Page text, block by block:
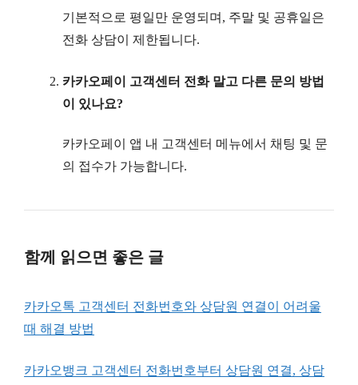
기본적으로 평일만 운영되며, 주말 및 공휴일은
전화 상담이 제한됩니다.
카카오페이 고객센터 전화 말고 다른 문의 방법
이 있나요?
카카오페이 앱 내 고객센터 메뉴에서 채팅 및 문
의 접수가 가능합니다.
함께 읽으면 좋은 글
카카오톡 고객센터 전화번호와 상담원 연결이 어려울
때 해결 방법
카카오뱅크 고객센터 전화번호부터 상담원 연결, 상담